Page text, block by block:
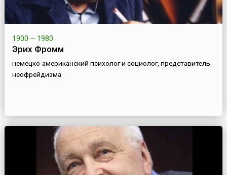
1900 — 1980
Эрих Фромм
немецко-американский психолог и социолог, представитель
неофрейдизма